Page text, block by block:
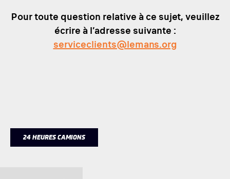
Pour toute question relative à ce sujet, veuillez
écrire à l’adresse suivante :
serviceclients@lemans.org
24 HEURES CAMIONS